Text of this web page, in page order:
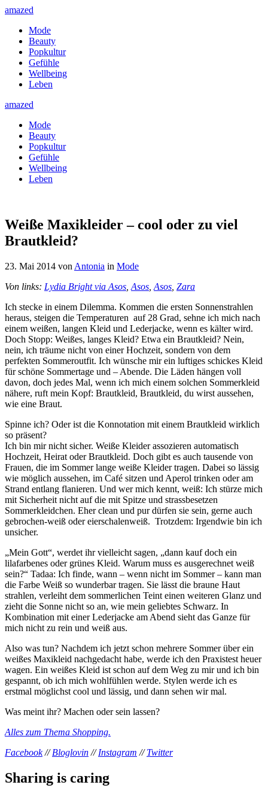
amazed
Mode
Beauty
Popkultur
Gefühle
Wellbeing
Leben
amazed
Mode
Beauty
Popkultur
Gefühle
Wellbeing
Leben
Weiße Maxikleider – cool oder zu viel
Brautkleid?
23. Mai 2014 von Antonia in Mode
Von links: Lydia Bright via Asos Asos Asos Zara
Ich stecke in einem Dilemma. Kommen die ersten Sonnenstrahlen
heraus, steigen die Temperaturen auf 28 Grad, sehne ich mich nach
einem weißen, langen Kleid und Lederjacke, wenn es kälter wird.
Doch Stopp: Weißes, langes Kleid? Etwa ein Brautkleid? Nein,
nein, ich träume nicht von einer Hochzeit, sondern von dem
perfekten Sommeroutfit. Ich wünsche mir ein luftiges schickes Kleid
für schöne Sommertage und – Abende. Die Läden hängen voll
davon, doch jedes Mal, wenn ich mich einem solchen Sommerkleid
nähere, ruft mein Kopf: Brautkleid, Brautkleid, du wirst aussehen,
wie eine Braut.
Spinne ich? Oder ist die Konnotation mit einem Brautkleid wirklich
so präsent?
Ich bin mir nicht sicher. Weiße Kleider assozieren automatisch
Hochzeit, Heirat oder Brautkleid. Doch gibt es auch tausende von
Frauen, die im Sommer lange weiße Kleider tragen. Dabei so lässig
wie möglich aussehen, im Café sitzen und Aperol trinken oder am
Strand entlang flanieren. Und wer mich kennt, weiß: Ich stürze mich
mit Sicherheit nicht auf die mit Spitze und strassbesetzen
Sommerkleidchen. Eher clean und pur dürfen sie sein, gerne auch
gebrochen-weiß oder eierschalenweiß. Trotzdem: Irgendwie bin ich
unsicher.
„Mein Gott“, werdet ihr vielleicht sagen, „dann kauf doch ein
lilafarbenes oder grünes Kleid. Warum muss es ausgerechnet weiß
sein?“ Tadaa: Ich finde, wann – wenn nicht im Sommer – kann man
die Farbe Weiß so wunderbar tragen. Sie lässt die braune Haut
strahlen, verleiht dem sommerlichen Teint einen weiteren Glanz und
zieht die Sonne nicht so an, wie mein geliebtes Schwarz. In
Kombination mit einer Lederjacke am Abend sieht das Ganze für
mich nicht zu rein und weiß aus.
Also was tun? Nachdem ich jetzt schon mehrere Sommer über ein
weißes Maxikleid nachgedacht habe, werde ich den Praxistest heuer
wagen. Ein weißes Kleid ist schon auf dem Weg zu mir und ich bin
gespannt, ob ich mich wohlfühlen werde. Stylen werde ich es
erstmal möglichst cool und lässig, und dann sehen wir mal.
Was meint ihr? Machen oder sein lassen?
Alles zum Thema Shopping.
Facebook//Bloglovin //Instagram //Twitter
Sharing is caring